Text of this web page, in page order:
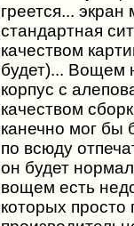
греется...
стандартная
качеством
будет)... Вощем
корпус с
качеством
канечно мог бы
по всюду
он будет
вощем есть
которых просто